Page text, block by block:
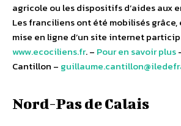
agricole ou les dispositifs d’aides aux
Les franciliens ont été mobilisés grâce,
mise en ligne d’un site internet
www.ecociliens.fr. – Pour en savoir plus
Cantillon –
Nord-Pas de Calais